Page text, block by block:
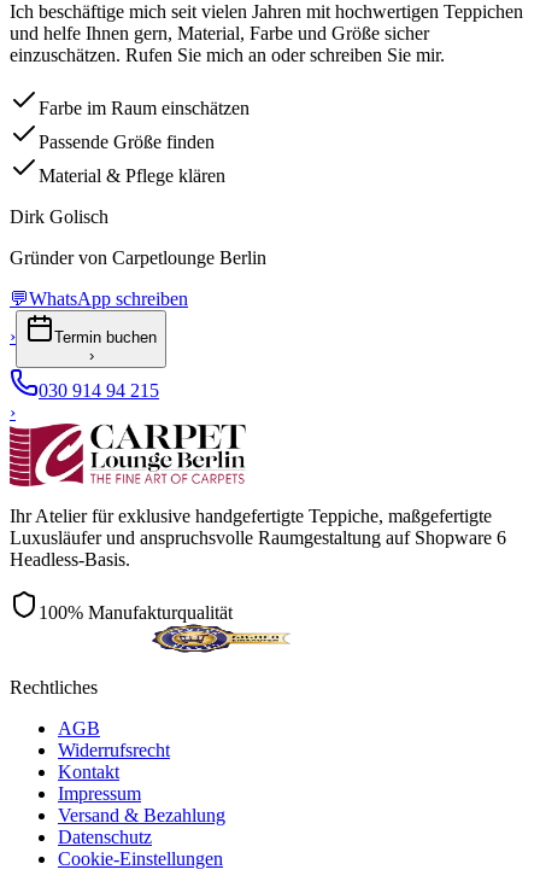
Ich beschäftige mich seit vielen Jahren mit hochwertigen Teppichen
und helfe Ihnen gern, Material, Farbe und Größe sicher
einzuschätzen. Rufen Sie mich an oder schreiben Sie mir.
Farbe im Raum einschätzen
Passende Größe finden
Material & Pflege klären
Dirk Golisch
Gründer von Carpetlounge Berlin
💬WhatsApp schreiben
›
Termin buchen
›
030 914 94 215
›
Ihr Atelier für exklusive handgefertigte Teppiche, maßgefertigte
Luxusläufer und anspruchsvolle Raumgestaltung auf Shopware 6
Headless-Basis.
100% Manufakturqualität
Rechtliches
AGB
Widerrufsrecht
Kontakt
Impressum
Versand & Bezahlung
Datenschutz
Cookie-Einstellungen